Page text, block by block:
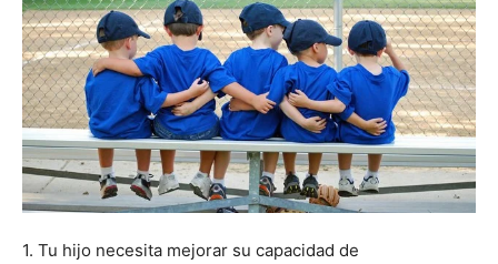
1. Tu hijo necesita mejorar su capacidad de